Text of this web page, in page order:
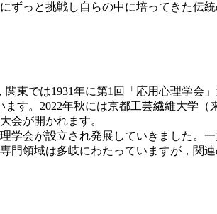
っと挑戦し自らの中に培ってきた伝
東では1931年に第1回「応用心理学会
す。2022年秋には京都工芸繊維大学（
会が開かれます。
会が設立され発展していきました。
領域は多岐にわたっていますが，関